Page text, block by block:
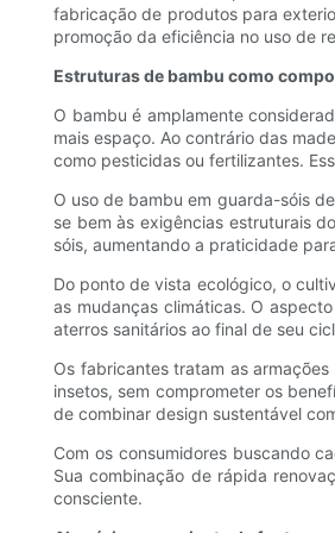
fabricação de produtos para
promoção da eficiência no uso de
Estruturas de bambu como
O bambu é amplamente
mais espaço. Ao contrário das
como pesticidas ou fertilizantes.
O uso de bambu em guarda-sóis
se bem às exigências estruturais
sóis, aumentando a praticidade
Do ponto de vista ecológico, o
as mudanças climáticas. O
aterros sanitários ao final de seu
Os fabricantes tratam as
insetos, sem comprometer os
de combinar design sustentável
Com os consumidores buscando
Sua combinação de rápida
consciente.